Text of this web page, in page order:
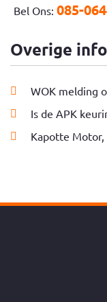
Bel Ons: 085-
Overige
WOK melding
Is de APK
Kapotte